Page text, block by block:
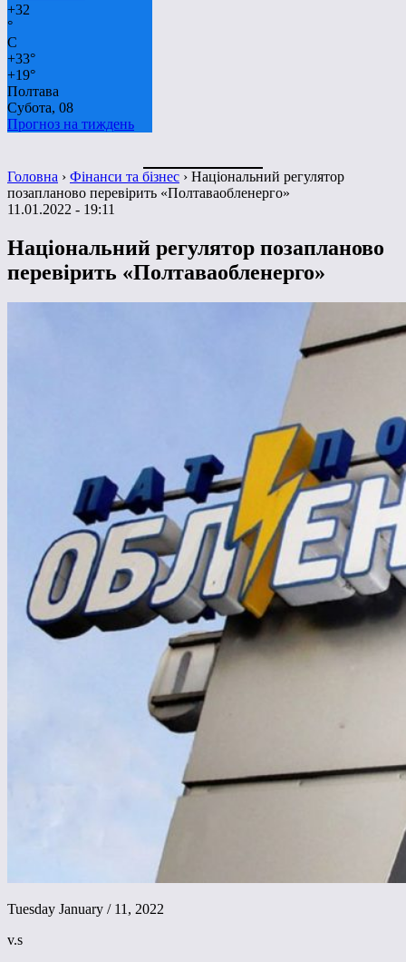
+32
°
C
+33°
+19°
Полтава
Субота, 08
Прогноз на тиждень
Головна › Фінанси та бізнес › Національний регулятор
позапланово перевірить «Полтаваобленерго»
11.01.2022 - 19:11
Національний регулятор позапланово
перевірить «Полтаваобленерго»
Tuesday January / 11, 2022
v.s